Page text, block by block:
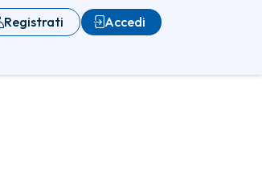
Accedi
Registrati